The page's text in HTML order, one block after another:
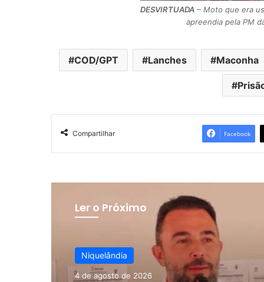
DESVIRTUADA– Moto que era
apreendia pela PM
COD/GPT Lanches Maconha
Compartilhar Facebook
Ler o Próximo
Niquelândia
4 de agosto de 2026